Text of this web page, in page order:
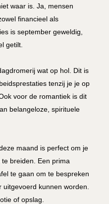
waar is. Ja, mensen
financieel als
is september geweldig,
getilt.
wat op hol. Dit is
tenzij je je op
voor de romantiek is dit
belangeloze, spirituele
maand is perfect om je
breiden. Een prima
te gaan om te bespreken
kunnen worden.
of opslag.